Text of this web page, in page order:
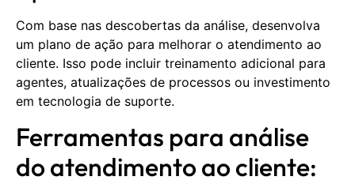
Com base nas descobertas da análise, desenvolva
um plano de ação para melhorar o atendimento ao
cliente. Isso pode incluir treinamento adicional para
agentes, atualizações de processos ou investimento
em tecnologia de suporte.
Ferramentas para análise
do atendimento ao cliente: